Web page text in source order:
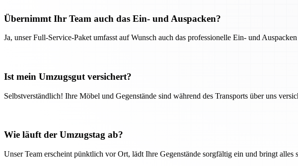
Übernimmt Ihr Team auch das Ein- und Auspacken?
Ja, unser Full-Service-Paket umfasst auf Wunsch auch das professionelle Ein- und
Ist mein Umzugsgut versichert?
Selbstverständlich! Ihre Möbel und Gegenstände sind während des Transports über uns
Wie läuft der Umzugstag ab?
Unser Team erscheint pünktlich vor Ort, lädt Ihre Gegenstände sorgfältig ein und bringt